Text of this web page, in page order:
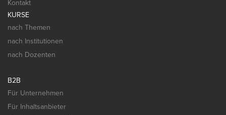
Kontakt
KURSE
nach Themen
nach Institutionen
nach Dozenten
B2B
Für Unternehmen
Für Inhaltsanbieter